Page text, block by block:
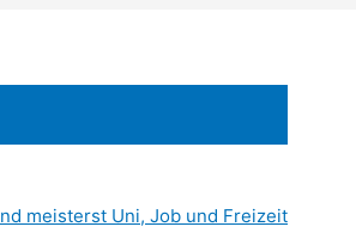
meisterst Uni, Job und Freizeit